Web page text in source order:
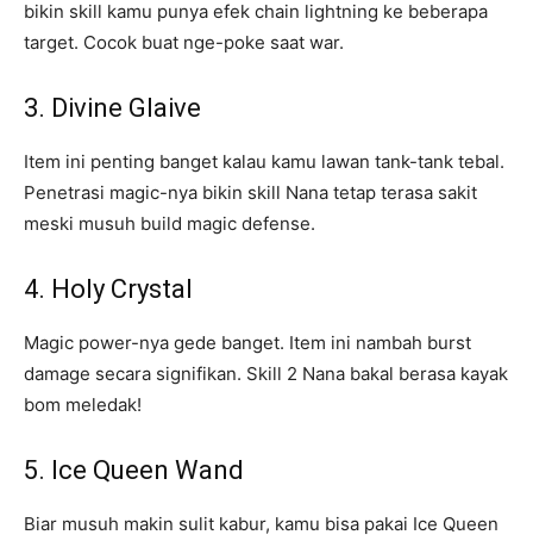
bikin skill kamu punya efek chain lightning ke beberapa
target. Cocok buat nge-poke saat war.
3. Divine Glaive
Item ini penting banget kalau kamu lawan tank-tank tebal.
Penetrasi magic-nya bikin skill Nana tetap terasa sakit
meski musuh build magic defense.
4. Holy Crystal
Magic power-nya gede banget. Item ini nambah burst
damage secara signifikan. Skill 2 Nana bakal berasa kayak
bom meledak!
5. Ice Queen Wand
Biar musuh makin sulit kabur, kamu bisa pakai Ice Queen